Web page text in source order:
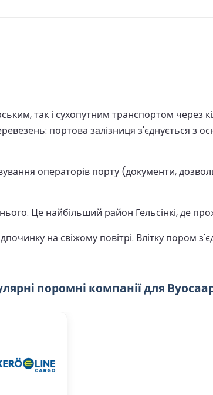
так і сухопутним транспортом через
портова залізниця з'єднується з
операторів порту (документи,
Це найбільший район Гельсінкі, де
на свіжому повітрі. Влітку пором
поромні компанії для